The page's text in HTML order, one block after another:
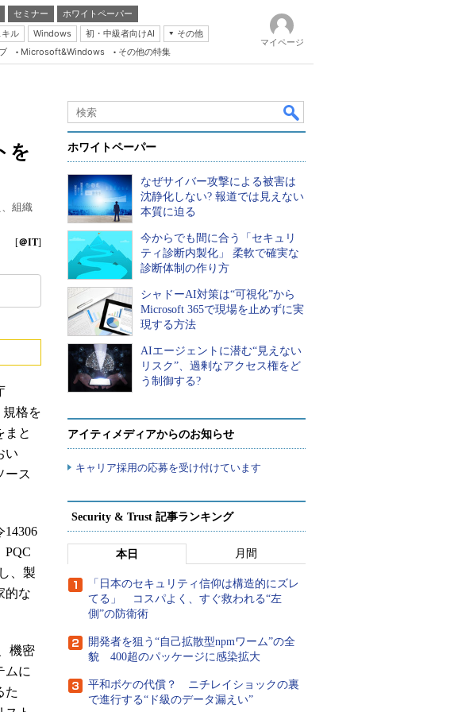
セミナー
ホワイトペーパー
キル Windows 初・中級者向けAI
その他
Server & Storage
Java Agile
Database Expert
Linux ＆ OSS
Master of IP Network
Security & Trust
ブログ
Microsoft&Windows その他の特集
マイページ
を
組織
[＠IT]
規格を
まと
い
ース
PQC
、製
的な
機密
ムに
た
ホワイトペーパー
なぜサイバー攻撃による被害は
沈静化しない? 報道では見えない
本質に迫る
今からでも間に合う「セキュリ
ティ診断内製化」 柔軟で確実な
診断体制の作り方
シャドーAI対策は“可視化”から
Microsoft 365で現場を止めずに実
現する方法
AIエージェントに潜む“見えない
リスク”、過剰なアクセス権をど
う制御する?
アイティメディアからのお知らせ
キャリア採用の応募を受け付けています
Security & Trust 記事ランキング
本日 月間
「日本のセキュリティ信仰は構造的にズレ
てる」 コスパよく、すぐ救われる“左
側”の防衛術
開発者を狙う“自己拡散型npmワーム”の全
貌 400超のパッケージに感染拡大
平和ボケの代償？ ニチレイショックの裏
で進行する“ド級のデータ漏えい”